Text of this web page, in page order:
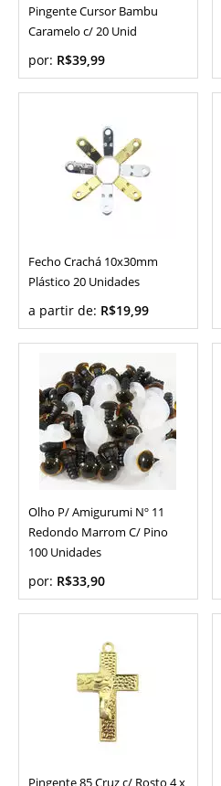
Pingente Cursor Bambu
Caramelo c/ 20 Unid
por: R$39,99
Fecho Crachá 10x30mm
Plástico 20 Unidades
a partir de: R$19,99
Olho P/ Amigurumi Nº 11
Redondo Marrom C/ Pino
100 Unidades
por: R$33,90
Pingente 85 Cruz c/ Rosto 4 x